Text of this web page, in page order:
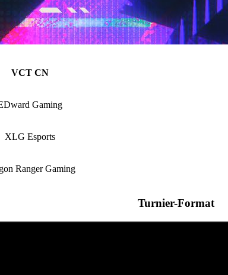
VCT CN
Gaming
XLG Esports
Ranger Gaming
Turnier-Format